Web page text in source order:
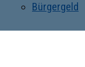
Bürgergeld